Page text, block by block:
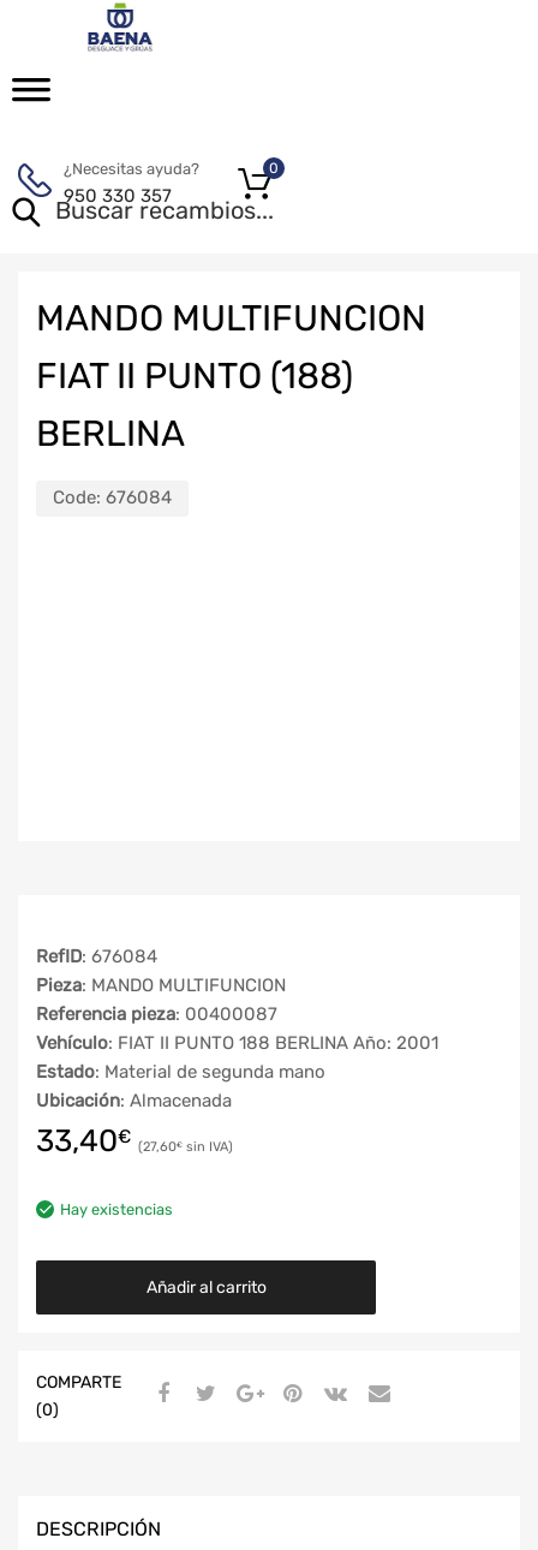
¿Necesitas ayuda?
950 330 357
0
MANDO MULTIFUNCION
FIAT II PUNTO (188)
BERLINA
Code: 676084
RefID: 676084
Pieza: MANDO MULTIFUNCION
Referencia pieza: 00400087
Vehículo: FIAT II PUNTO 188 BERLINA Año: 2001
Estado: Material de segunda mano
Ubicación: Almacenada
33,40€ 27,60€
Hay existencias
Añadir al carrito
COMPARTE
(0)
DESCRIPCIÓN